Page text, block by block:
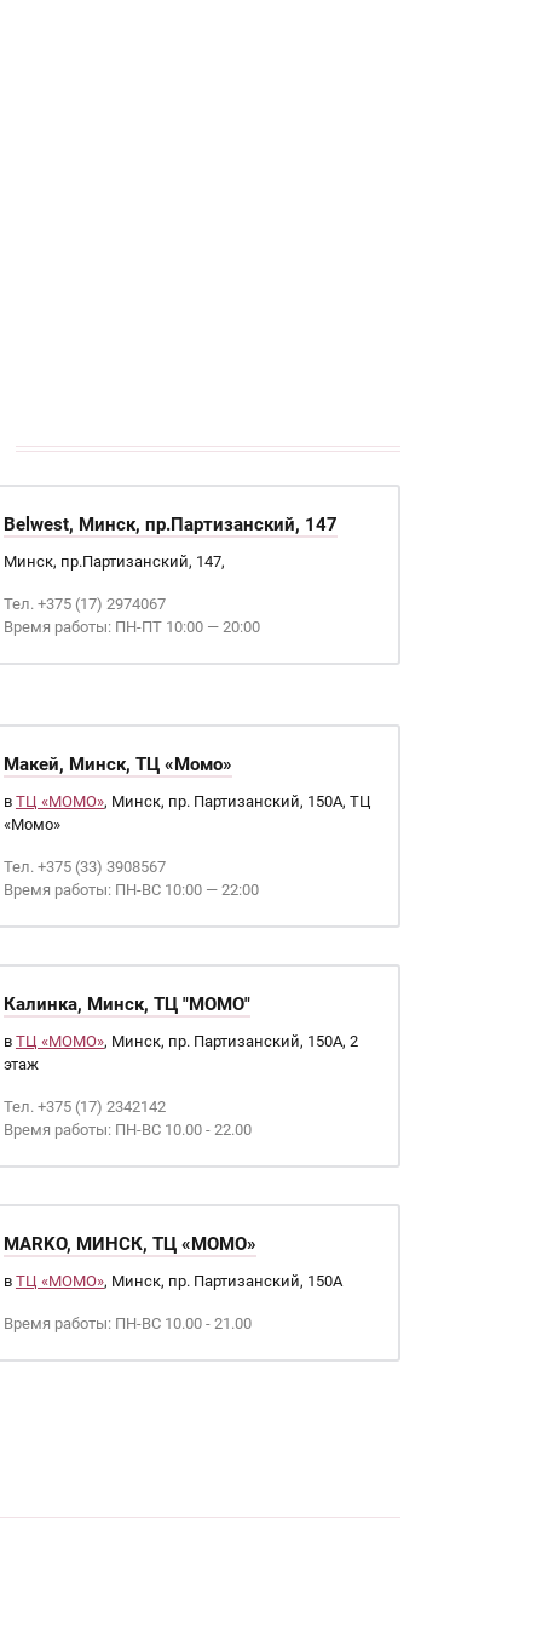
Belwest, Минск, пр.Партизанский, 147
Минск, пр.Партизанский, 147,
Тел. +375 (17) 2974067
Время работы: ПН-ПТ 10:00 — 20:00
Макей, Минск, ТЦ «Момо»
в ТЦ «МОМО», Минск, пр. Партизанский, 150А, ТЦ
«Момо»
Тел. +375 (33) 3908567
Время работы: ПН-ВС 10:00 — 22:00
Калинка, Минск, ТЦ "МОМО"
в ТЦ «МОМО», Минск, пр. Партизанский, 150А, 2
этаж
Тел. +375 (17) 2342142
Время работы: ПН-ВС 10.00 - 22.00
MARKO, МИНСК, ТЦ «МОМО»
в ТЦ «МОМО», Минск, пр. Партизанский, 150А
Время работы: ПН-ВС 10.00 - 21.00